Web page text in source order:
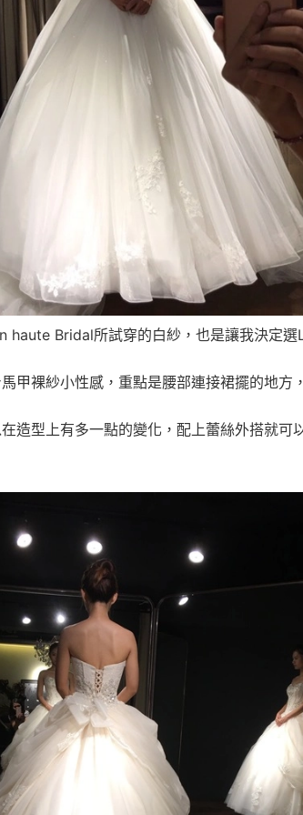
haute Bridal所試穿的白紗，也是讓我決定選
甲裸紗小性感，重點是腰部連接裙擺的地方
造型上有多一點的變化，配上蕾絲外搭就可